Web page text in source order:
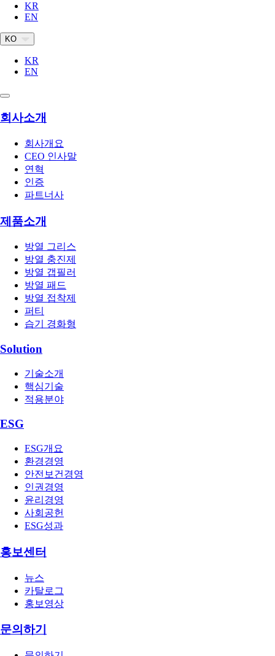
KR
EN
KO
KR
EN
회사소개
회사개요
CEO 인사말
연혁
인증
파트너사
제품소개
방열 그리스
방열 충진제
방열 갭필러
방열 패드
방열 접착제
퍼티
습기 경화형
Solution
기술소개
핵심기술
적용분야
ESG
ESG개요
환경경영
안전보건경영
인권경영
윤리경영
사회공헌
ESG성과
홍보센터
뉴스
카탈로그
홍보영상
문의하기